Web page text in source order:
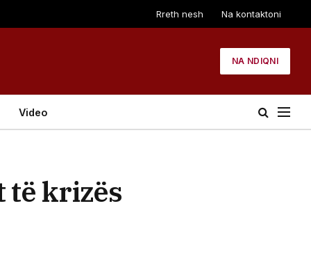
Rreth nesh Na kontaktoni
NA NDIQNI
Video
të krizës